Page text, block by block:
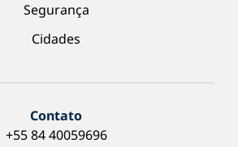
Segurança
Cidades
Contato
+55 84 40059696